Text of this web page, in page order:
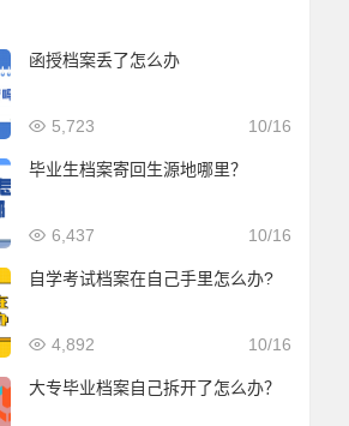
函授档案丢了怎么办
10/16
5,723
毕业生档案寄回生源地哪里？
10/16
6,437
自学考试档案在自己手里怎么办?
10/16
4,892
大专毕业档案自己拆开了怎么办？